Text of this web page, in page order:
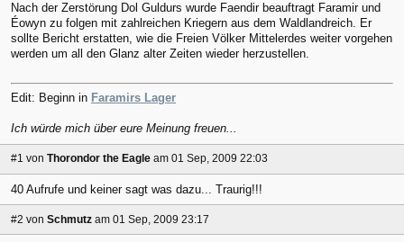
Nach der Zerstörung Dol Guldurs wurde Faendir beauftragt Faramir und
Éowyn zu folgen mit zahlreichen Kriegern aus dem Waldlandreich. Er
sollte Bericht erstatten, wie die Freien Völker Mittelerdes weiter vorgehen
werden um all den Glanz alter Zeiten wieder herzustellen.
Edit: Beginn in Faramirs Lager
Ich würde mich über eure Meinung freuen...
#1 von Thorondor the Eagle am 01 Sep, 2009 22:03
40 Aufrufe und keiner sagt was dazu... Traurig!!!
#2 von Schmutz am 01 Sep, 2009 23:17